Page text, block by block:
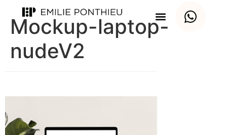
Mockup-laptop-
nudeV2